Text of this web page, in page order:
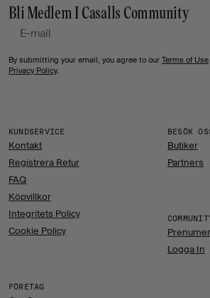
Bli Medlem I Casalls Community
E- post
By submitting your email, you agree to our Terms of Use
Privacy Policy.
KUNDSERVICE
Kontakt
Registrera Retur
FAQ
Köpvillkor
Integritets Policy
Cookie Policy
FÖRETAG
BESÖK
Butiker
Partners
Logga In